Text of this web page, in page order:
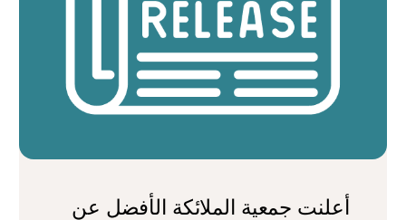
أعلنت جمعية الملائكة الأفضل عن